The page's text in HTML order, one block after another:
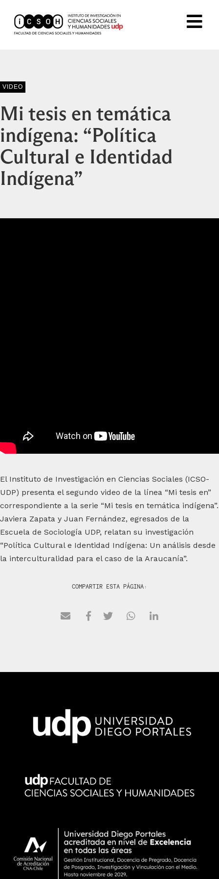
VIDEO
Mi tesis en temática
indígena: “Política
Cultural e Identidad
Indígena”
El Instituto de Investigación en Ciencias Sociales (ICSO-
UDP) presenta el segundo video de la línea “Mi tesis en”
correspondiente a la serie “Mi tesis en temática indígena”.
Javiera Zapata y Juan Fernández, egresados de la
Escuela de Sociología UDP, relatan su investigación
“Política Cultural e Identidad Indígena: Un análisis desde
la interculturalidad para el caso de la Araucanía”.
COMPARTIR ESTA PÁGINA: